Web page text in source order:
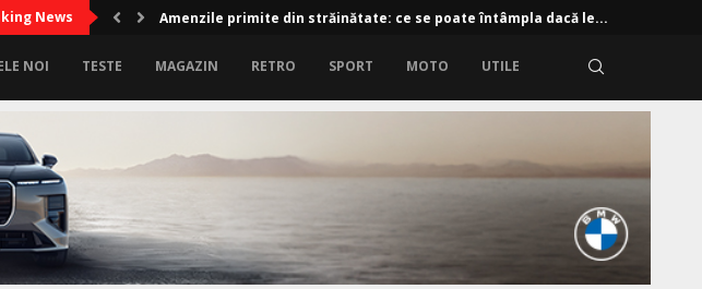
News Audi A2 e-tron: 190 CP și baterie de 61 kWh
NOI TESTE MAGAZIN RETRO SPORT MOTO UTILE